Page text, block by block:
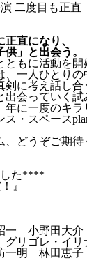
二度目も正直
直になり、
」と出会う。
ともに活動を
、一人ひとり
剣に考え話し
会っていく試
に一度のキラ
・スペース
どうぞご期待
た****
』
小野田大
リゴレ・イ
明 林田恵子